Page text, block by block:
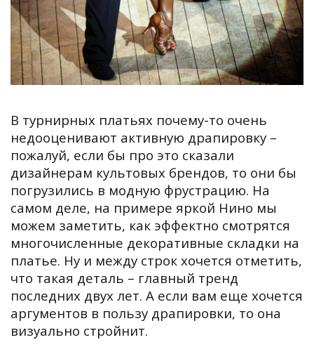
В турнирных платьях почему-то очень
недооценивают активную драпировку –
пожалуй, если бы про это сказали
дизайнерам культовых брендов, то они бы
погрузились в модную фрустрацию. На
самом деле, на примере яркой Нино мы
можем заметить, как эффектно смотрятся
многочисленные декоративные складки на
платье. Ну и между строк хочется отметить,
что такая деталь – главный тренд
последних двух лет. А если вам еще хочется
аргументов в пользу драпировки, то она
визуально стройнит.